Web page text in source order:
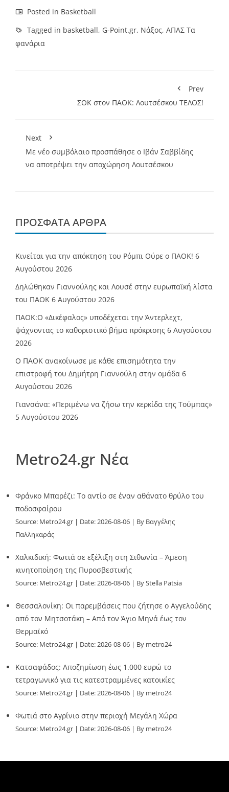
Posted in Basketball
Tagged in basketball, G-Point.gr, Νάξος, ΑΠΑΣ Τα
φανάρια
Prev
ΣΟΚ στον ΠΑΟΚ: Λουτσέσκου ΤΕΛΟΣ!
Next
Με νέο συμβόλαιο προσπάθησε ο Ιβάν Σαββίδης
να αποτρέψει την αποχώρηση Λουτσέσκου
ΠΡΌΣΦΑΤΑ ΆΡΘΡΑ
Κινείται για την απόκτηση του Ρόμπι Ούρε ο ΠΑΟΚ! 6
Αυγούστου 2026
Δηλώθηκαν Γιαννούλης και Λουσέ στην ευρωπαϊκή λίστα
του ΠΑΟΚ 6 Αυγούστου 2026
ΠΑΟΚ:Ο «Δικέφαλος» υποδέχεται την Άντερλεχτ,
ψάχνοντας το καθοριστικό βήμα πρόκρισης 6 Αυγούστου
2026
Ο ΠΑΟΚ ανακοίνωσε με κάθε επισημότητα την
επιστροφή του Δημήτρη Γιαννούλη στην ομάδα 6
Αυγούστου 2026
Γιανσάνα: «Περιμένω να ζήσω την κερκίδα της Τούμπας»
5 Αυγούστου 2026
Metro24.gr Νέα
Φράνκο Μπαρέζι: Το αντίο σε έναν αθάνατο θρύλο του
ποδοσφαίρου
Source: Metro24.gr Date: 2026-08-06
By Βαγγέλης
Παλληκαράς
Χαλκιδική: Φωτιά σε εξέλιξη στη Σιθωνία – Άμεση
κινητοποίηση της Πυροσβεστικής
Source: Metro24.gr Date: 2026-08-06 By Stella Patsia
Θεσσαλονίκη: Οι παρεμβάσεις που ζήτησε ο Αγγελούδης
από τον Μητσοτάκη – Από τον Άγιο Μηνά έως τον
Θερμαϊκό
Source: Metro24.gr Date: 2026-08-06 By metro24
Κατσαφάδος: Αποζημίωση έως 1.000 ευρώ το
τετραγωνικό για τις κατεστραμμένες κατοικίες
Source: Metro24.gr Date: 2026-08-06 By metro24
Φωτιά στο Αγρίνιο στην περιοχή Μεγάλη Χώρα
Source: Metro24.gr Date: 2026-08-06 By metro24